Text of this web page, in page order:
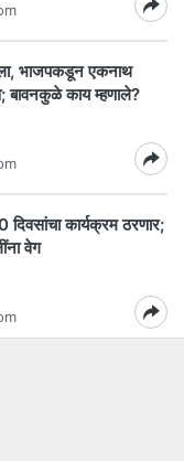
भाजपकडून एकनाथ
बावनकुळे काय म्हणाले?
दिवसांचा कार्यक्रम ठरणार;
वेग